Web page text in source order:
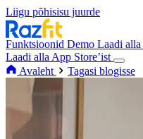
Liigu põhisisu juurde
Funktsioonid Demo Laadi alla
Laadi alla App Store’ist
Avaleht
Tagasi blogisse